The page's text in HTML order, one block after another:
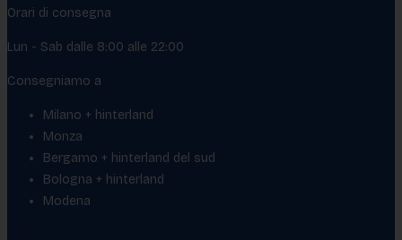
Orari di consegna
Lun - Sab dalle 8:00 alle 22:00
Consegniamo a
Milano + hinterland
Monza
Bergamo + hinterland del sud
Bologna + hinterland
Modena